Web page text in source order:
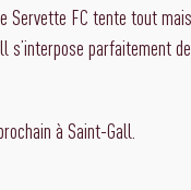
Servette FC tente tout
parfaitement
à Saint-Gall.